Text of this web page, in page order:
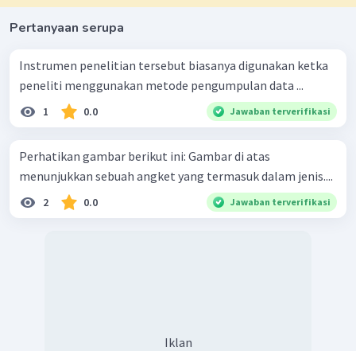
Pertanyaan serupa
Instrumen penelitian tersebut biasanya digunakan ketka
peneliti menggunakan metode pengumpulan data ...
1 0.0 Jawaban terverifikasi
Perhatikan gambar berikut ini: Gambar di atas
menunjukkan sebuah angket yang termasuk dalam jenis....
2 0.0 Jawaban terverifikasi
Iklan